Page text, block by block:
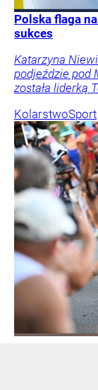
Polska flaga
sukces
Katarzyna
podjeździe pod
została liderką
KolarstwoSport